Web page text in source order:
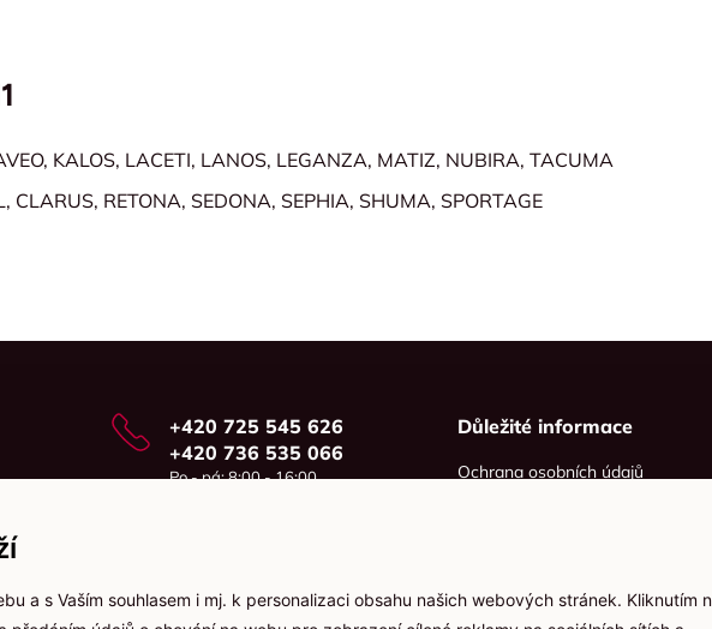
KALOS, LACETI, LANOS, LEGANZA, MATIZ, NUBIRA, TACUMA
CLARUS, RETONA, SEDONA, SEPHIA, SHUMA, SPORTAGE
+420 725 545 626
+420 736 535 066
Po - pá: 8:00 - 16:00
Důležité informace
Ochrana osobních údajů
a s Vaším souhlasem i mj. k personalizaci obsahu našich webových stránek. Kliknutím